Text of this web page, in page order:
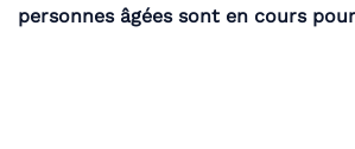
personnes âgées sont en cours